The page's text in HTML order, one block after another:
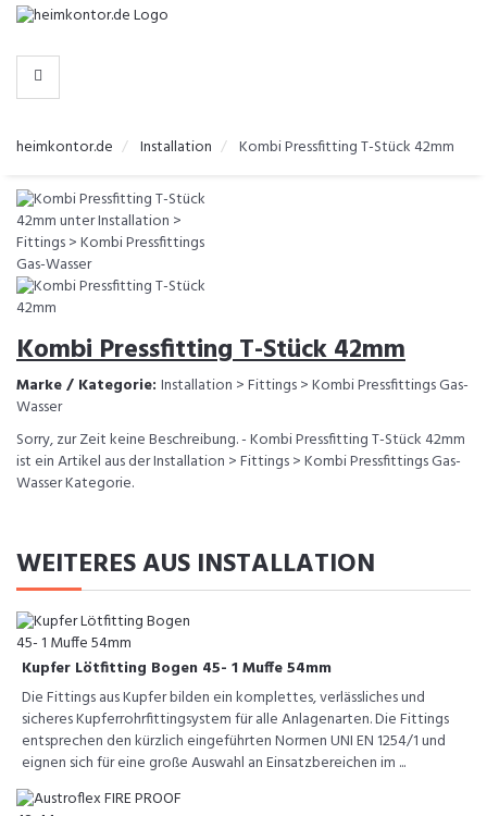
-
KATEGORIEN
heimkontor.de Installation Kombi Pressfitting T-Stück 42mm
Kombi Pressfitting T-Stück 42mm
Marke / Kategorie: Installation > Fittings > Kombi Pressfittings Gas-
Wasser
Sorry, zur Zeit keine Beschreibung. - Kombi Pressfitting T-Stück 42mm
ist ein Artikel aus der Installation > Fittings > Kombi Pressfittings Gas-
Wasser Kategorie.
WEITERES AUS INSTALLATION
Kupfer Lötfitting Bogen 45- 1 Muffe 54mm
Die Fittings aus Kupfer bilden ein komplettes, verlässliches und
sicheres Kupferrohrfittingsystem für alle Anlagenarten. Die Fittings
entsprechen den kürzlich eingeführten Normen UNI EN 1254/1 und
eignen sich für eine große Auswahl an Einsatzbereichen im ...